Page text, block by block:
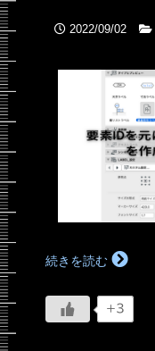
2022/09/02
続きを読む
+3